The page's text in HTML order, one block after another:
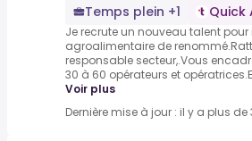
Temps plein +1
Quick
Je recrute un nouveau talent pour
agroalimentaire de
responsable secteur,.Vous
30 à 60 opérateurs et
Voir plus
Dernière mise à jour : il y a plus de